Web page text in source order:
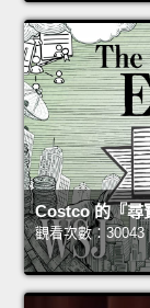
Costco 的『尋
觀看次數：